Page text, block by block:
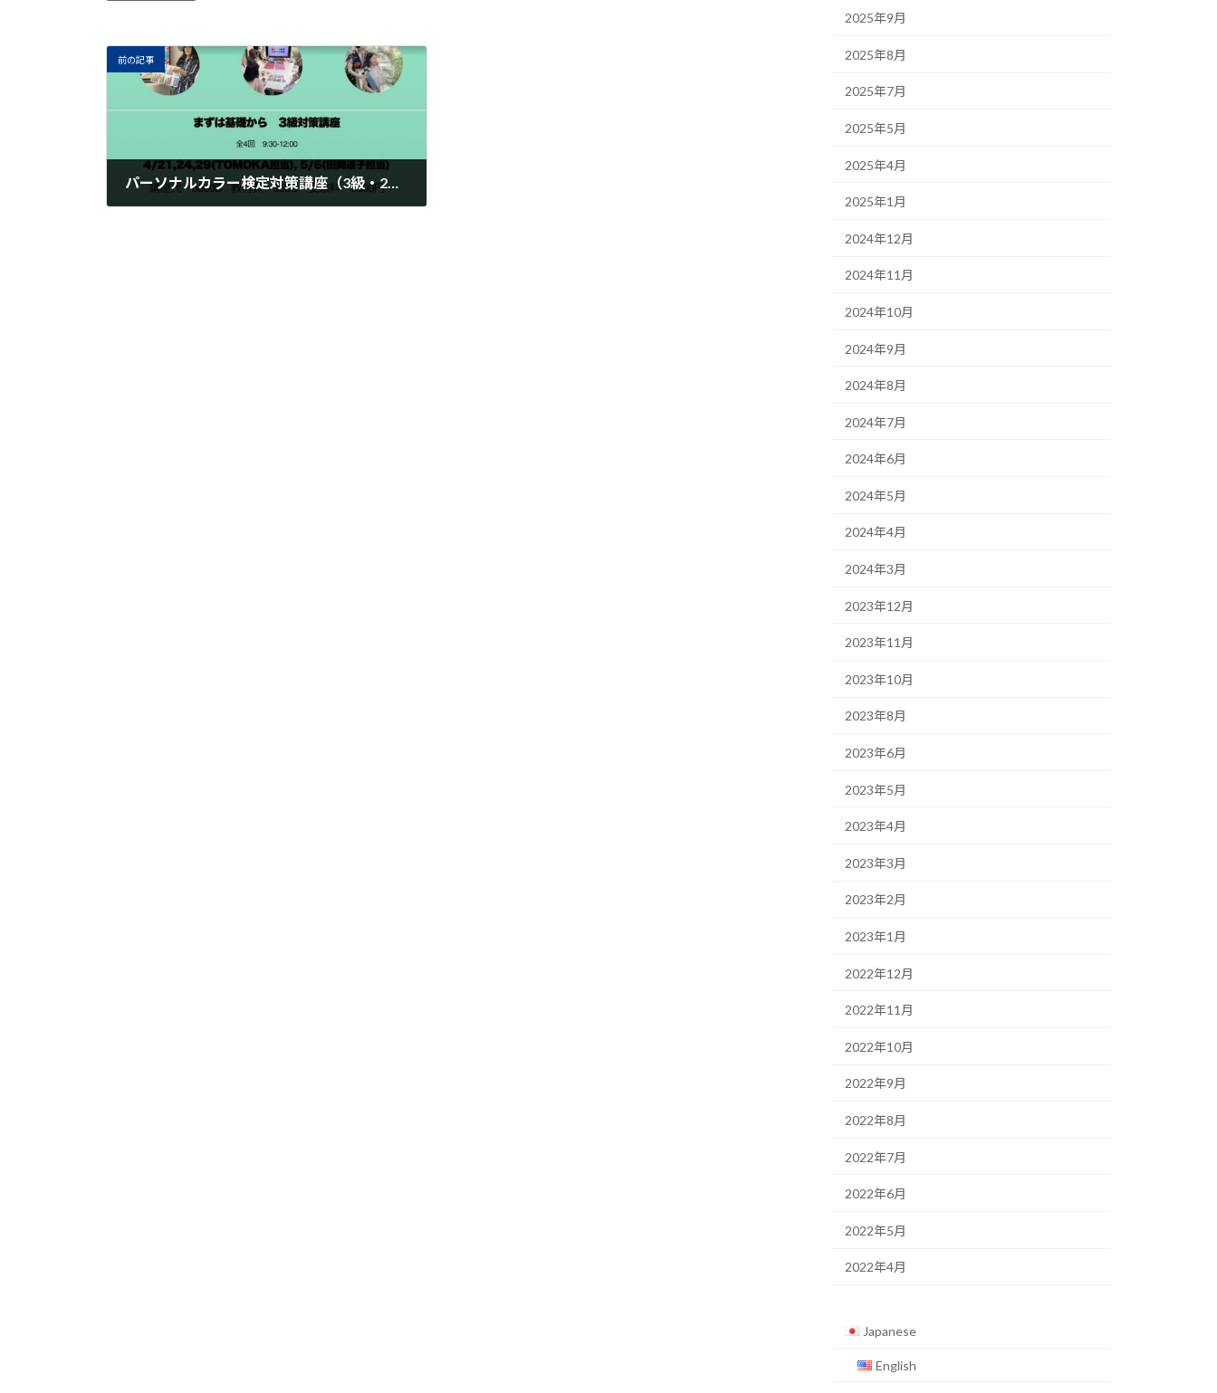
前の記事
2025年9月
2025年8月
2025年7月
2025年5月
2025年4月
2025年1月
2024年12月
2024年11月
2024年10月
2024年9月
2024年8月
2024年7月
2024年6月
2024年5月
2024年4月
2024年3月
2023年12月
2023年11月
2023年10月
2023年8月
2023年6月
2023年5月
2023年4月
2023年3月
2023年2月
2023年1月
2022年12月
2022年11月
2022年10月
2022年9月
2022年8月
2022年7月
2022年6月
2022年5月
2022年4月
Japanese
English